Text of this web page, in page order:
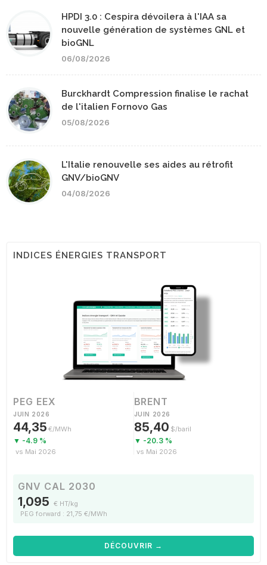
HPDI 3.0 : Cespira dévoilera à l'IAA sa
nouvelle génération de systèmes GNL et
bioGNL
06/08/2026
Burckhardt Compression finalise le rachat
de l'italien Fornovo Gas
05/08/2026
L'Italie renouvelle ses aides au rétrofit
GNV/bioGNV
04/08/2026
INDICES ÉNERGIES TRANSPORT
PEG EEX
JUIN 2026
44,35 €/MWh
▼ -4.9 %
vs Mai 2026
BRENT
JUIN 2026
85,40 $/baril
▼ -20.3 %
vs Mai 2026
GNV CAL 2030
1,095 € HT/kg
PEG forward : 21,75 €/MWh
DÉCOUVRIR →